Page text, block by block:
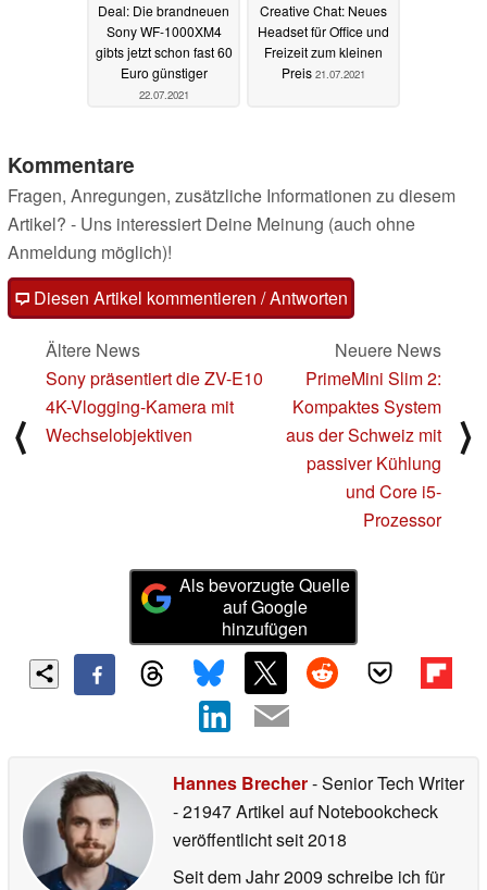
Deal: Die brandneuen
Sony WF-1000XM4
gibts jetzt schon fast 60
Euro günstiger
22.07.2021
Creative Chat: Neues
Headset für Office und
Freizeit zum kleinen
Preis 21.07.2021
Kommentare
Fragen, Anregungen, zusätzliche Informationen zu diesem
Artikel? - Uns interessiert Deine Meinung (auch ohne
Anmeldung möglich)!
Diesen Artikel kommentieren / Antworten
⟨
Ältere News
Sony präsentiert die ZV-E10
4K-Vlogging-Kamera mit
Wechselobjektiven
Neuere News
PrimeMini Slim 2:
Kompaktes System
aus der Schweiz mit
passiver Kühlung
und Core i5-
Prozessor
⟩
Als bevorzugte Quelle
auf Google
hinzufügen
Hannes Brecher- Senior Tech Writer
- 21947 Artikel auf Notebookcheck
veröffentlichtseit 2018
Seit dem Jahr 2009 schreibe ich für